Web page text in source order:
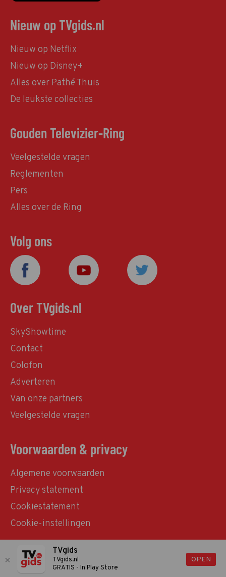
Nieuw op TVgids.nl
Nieuw op Netflix
Nieuw op Disney+
Alles over Pathé Thuis
De leukste collecties
Gouden Televizier-Ring
Veelgestelde vragen
Reglementen
Pers
Alles over de Ring
Volg ons
Over TVgids.nl
SkyShowtime
Contact
Colofon
Adverteren
Van onze partners
Veelgestelde vragen
Voorwaarden & privacy
Algemene voorwaarden
Privacy statement
Cookiestatement
Cookie-instellingen
© TVgids.nl 2026 - All rights reserved. No text and
datamining.
TVgids
TVgids.nl
GRATIS - In Play Store
OPEN